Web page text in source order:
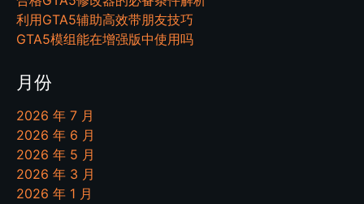
利用GTA5辅助高效带朋友技巧
GTA5模组能在增强版中使用吗
月份
2026 年 7 月
2026 年 6 月
2026 年 5 月
2026 年 3 月
2026 年 1 月